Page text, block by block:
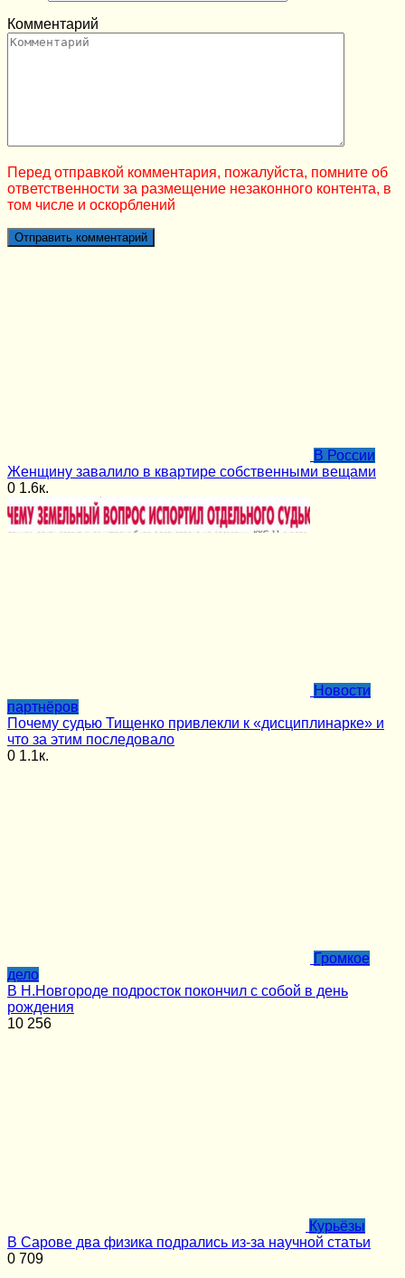
Комментарий
Перед отправкой комментария, пожалуйста, помните об
ответственности за размещение незаконного контента, в
том числе и оскорблений
В России
Женщину завалило в квартире собственными вещами
0 1.6к.
Новости
партнёров
Почему судью Тищенко привлекли к «дисциплинарке» и
что за этим последовало
0 1.1к.
Громкое
дело
В Н.Новгороде подросток покончил с собой в день
рождения
10 256
Курьёзы
В Сарове два физика подрались из-за научной статьи
0 709